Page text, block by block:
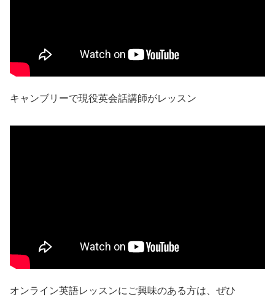
キャンブリーで現役英会話講師がレッスン
オンライン英語レッスンにご興味のある方は、ぜひ